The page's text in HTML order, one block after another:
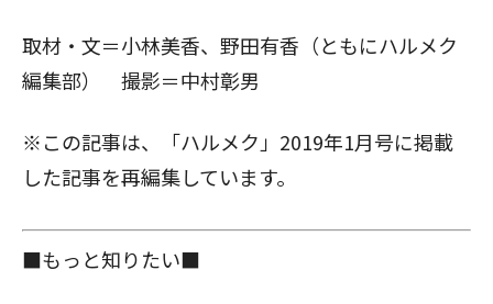
取材・文＝小林美香、野田有香（ともにハルメク
編集部） 撮影＝中村彰男
※この記事は、「ハルメク」2019年1月号に掲載
した記事を再編集しています。
■もっと知りたい■